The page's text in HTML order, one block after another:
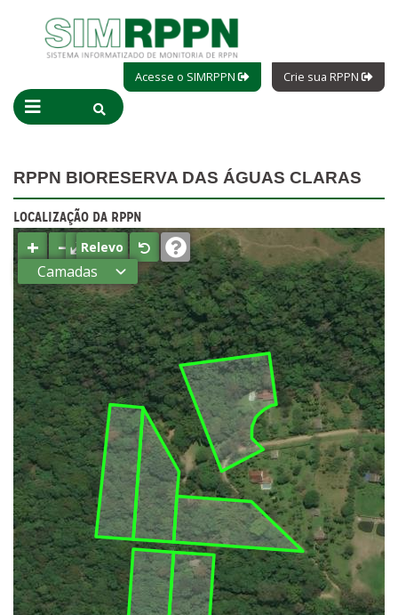
Acesse o SIMRPPN Crie sua RPPN
RPPN BIORESERVA DAS ÁGUAS CLARAS
LOCALIZAÇÃO DA RPPN
+ −⤢Relevo
Camadas
Estados
Municípios
Terras
indígenas
(FUNAI)
UC Federal
UC Estaduais
UC
Municipais
Hidrografia
1:1.000.000
(ANA)
Biomas
(IBGE)